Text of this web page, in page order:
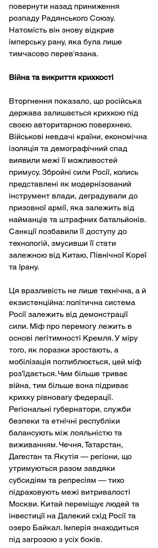
повернути назад приниження
розпаду Радянського Союзу.
Натомість він знову відкрив
імперську рану, яка була лише
тимчасово перев'язана.
Війна та викриття крихкості
Вторгнення показало, що російська
держава залишається крихкою під
своєю авторитарною поверхнею.
Військові невдачі країни, економічна
ізоляція та демографічний спад
виявили межі її можливостей
примусу. Збройні сили Росії, колись
представлені як модернізований
інструмент влади, деградували до
призовної армії, яка залежить від
найманців та штрафних батальйонів.
Санкції позбавили її доступу до
технологій, змусивши її стати
залежною від Китаю, Північної Кореї
та Ірану.
Ця вразливість не лише технічна, а й
екзистенційна: політична система
Росії залежить від демонстрації
сили. Міф про перемогу лежить в
основі легітимності Кремля. У міру
того, як поразки зростають, а
мобілізація поглиблюється, цей міф
роз'їдається. Чим більше триває
війна, тим більше вона підриває
крихку рівновагу федерації.
Регіональні губернатори, служби
безпеки та етнічні республіки
балансують між лояльністю та
виживанням. Чечня, Татарстан,
Дагестан та Якутія — регіони, що
утримуються разом завдяки
субсидіям та репресіям — тихо
підраховують межі витривалості
Москви. Китай переміщує людей та
інвестиції на Далекий схід Росії та
озеро Байкал. Імперія знаходиться
під загрозою з усіх боків.